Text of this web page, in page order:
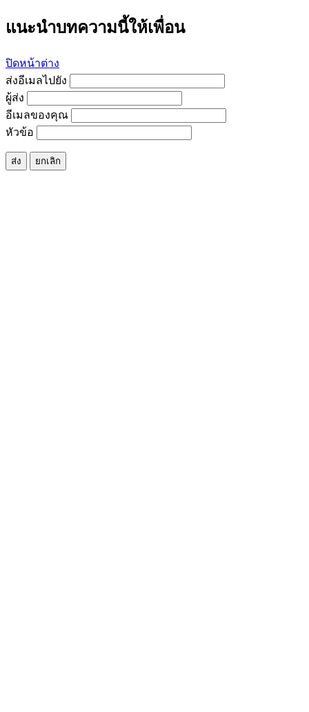
แนะนำบทความนี้ให้เพื่อน
ปิดหน้าต่าง
ส่งอีเมลไปยัง
ผู้ส่ง
อีเมลของคุณ
หัวข้อ
ส่ง ยกเลิก